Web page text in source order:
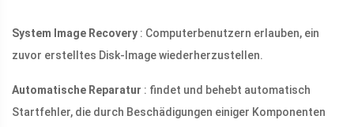
System Image Recovery : Computerbenutzern erlauben, ein
zuvor erstelltes Disk-Image wiederherzustellen.
Automatische Reparatur : findet und behebt automatisch
Startfehler, die durch Beschädigungen einiger Komponenten